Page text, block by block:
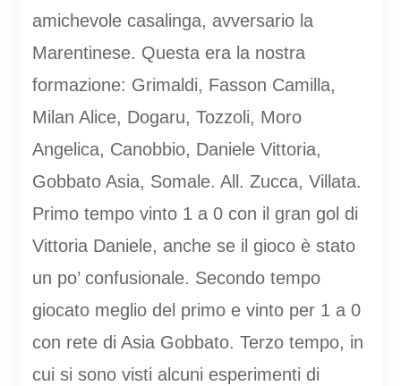
amichevole casalinga, avversario la
Marentinese. Questa era la nostra
formazione: Grimaldi, Fasson Camilla,
Milan Alice, Dogaru, Tozzoli, Moro
Angelica, Canobbio, Daniele Vittoria,
Gobbato Asia, Somale. All. Zucca, Villata.
Primo tempo vinto 1 a 0 con il gran gol di
Vittoria Daniele, anche se il gioco è stato
un po’ confusionale. Secondo tempo
giocato meglio del primo e vinto per 1 a 0
con rete di Asia Gobbato. Terzo tempo, in
cui si sono visti alcuni esperimenti di